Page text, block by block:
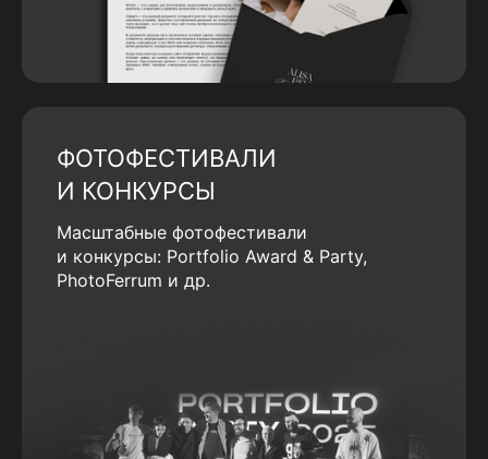
ФОТОФЕСТИВАЛИ
И КОНКУРСЫ
Масштабные фотофестивали
и конкурсы: Portfolio Award & Party,
PhotoFerrum и др.